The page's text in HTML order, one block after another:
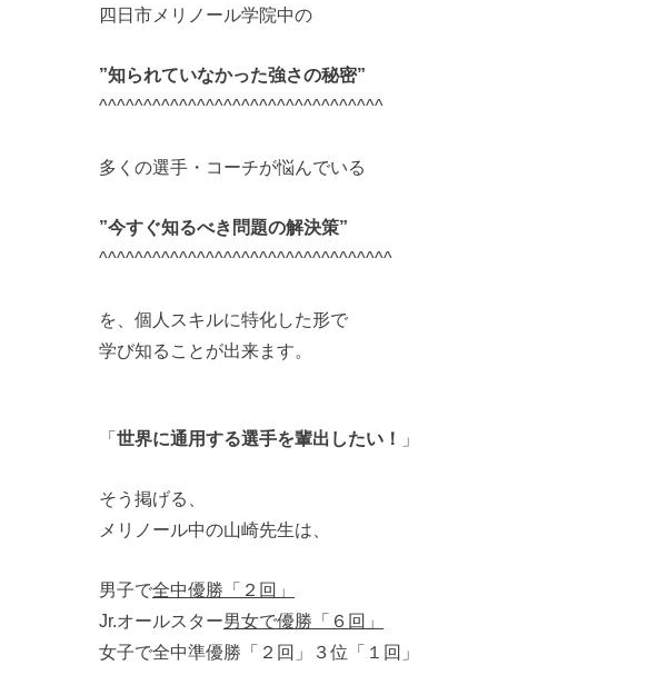
四日市メリノール学院中の
”知られていなかった強さの秘密”
^^^^^^^^^^^^^^^^^^^^^^^^^^^^^^^^
多くの選手・コーチが悩んでいる
”今すぐ知るべき問題の解決策”
^^^^^^^^^^^^^^^^^^^^^^^^^^^^^^^^^
を、個人スキルに特化した形で
学び知ることが出来ます。
「世界に通用する選手を輩出したい！ 」
そう掲げる、
メリノール中の山崎先生は、
男子で全中優勝「２回」
Jr.オールスター男女で優勝「６回」
女子で全中準優勝「２回」３位「１回」